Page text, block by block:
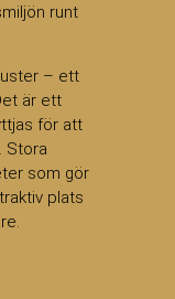
runt
– ett
är ett
för att
Stora
som gör
plats